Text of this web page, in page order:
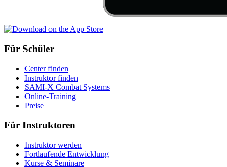
Für Schüler
Center finden
Instruktor finden
SAMI-X Combat Systems
Online-Training
Preise
Für Instruktoren
Instruktor werden
Fortlaufende Entwicklung
Kurse & Seminare